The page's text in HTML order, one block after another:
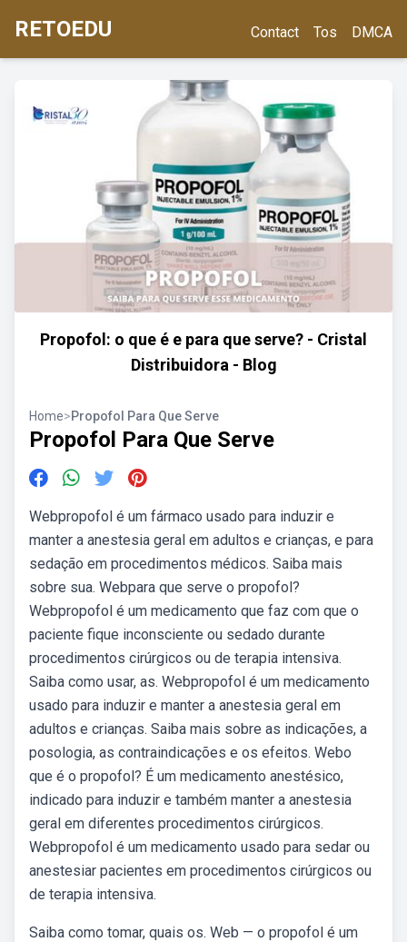
RETOEDU Contact Tos DMCA
Propofol: o que é e para que serve? - Cristal
Distribuidora - Blog
Home>Propofol Para Que Serve
Propofol Para Que Serve
Webpropofol é um fármaco usado para induzir e
manter a anestesia geral em adultos e crianças, e para
sedação em procedimentos médicos. Saiba mais
sobre sua. Webpara que serve o propofol?
Webpropofol é um medicamento que faz com que o
paciente fique inconsciente ou sedado durante
procedimentos cirúrgicos ou de terapia intensiva.
Saiba como usar, as. Webpropofol é um medicamento
usado para induzir e manter a anestesia geral em
adultos e crianças. Saiba mais sobre as indicações, a
posologia, as contraindicações e os efeitos. Webo
que é o propofol? É um medicamento anestésico,
indicado para induzir e também manter a anestesia
geral em diferentes procedimentos cirúrgicos.
Webpropofol é um medicamento usado para sedar ou
anestesiar pacientes em procedimentos cirúrgicos ou
de terapia intensiva.
Saiba como tomar, quais os. Web — o propofol é um